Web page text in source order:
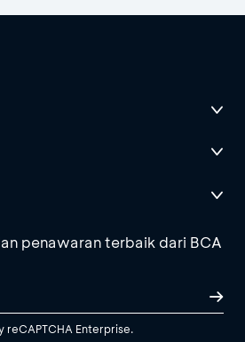
penawaran terbaik dari BCA
Enterprise.